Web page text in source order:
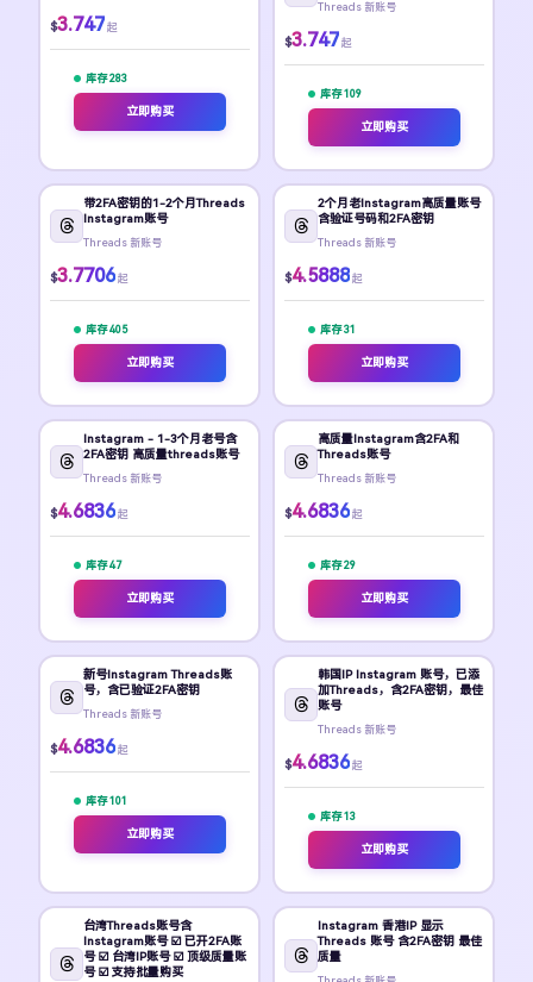
$3.747 起
库存 283
立即购买
Threads 新账号
$3.747 起
库存 109
立即购买
带2FA密钥的1-2个月Threads
Instagram账号
Threads 新账号
$3.7706 起
库存 405
立即购买
2个月老Instagram高质量账号
含验证号码和2FA密钥
Threads 新账号
$4.5888 起
库存 31
立即购买
Instagram - 1-3个月老号含
2FA密钥 高质量threads账号
Threads 新账号
$4.6836 起
库存 47
立即购买
高质量Instagram含2FA和
Threads账号
Threads 新账号
$4.6836 起
库存 29
立即购买
新号Instagram Threads账
号，含已验证2FA密钥
Threads 新账号
$4.6836 起
库存 101
立即购买
韩国IP Instagram 账号，已添
加Threads，含2FA密钥，最佳
账号
Threads 新账号
$4.6836 起
库存 13
立即购买
台湾Threads账号含
Instagram账号 ☑️ 已开2FA账
号 ☑️ 台湾IP账号 ☑️ 顶级质量账
号 ☑️ 支持批量购买
Instagram 香港IP 显示
Threads 账号 含2FA密钥 最佳
质量